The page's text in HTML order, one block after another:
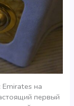
Emirates на
первый